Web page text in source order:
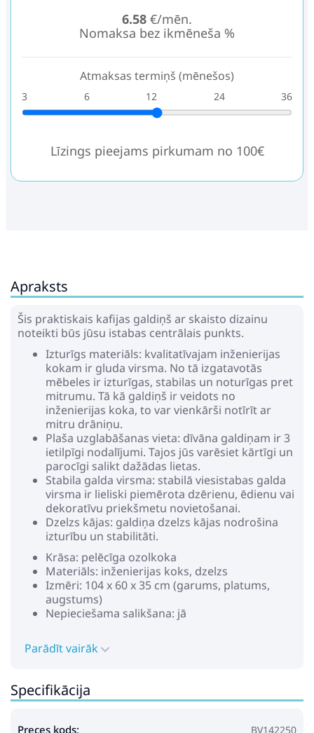
6.58 €/mēn.
Nomaksa bez ikmēneša %
Atmaksas termiņš (mēnešos)
3 6 12 24 36
Līzings pieejams pirkumam no 100€
Apraksts
Šis praktiskais kafijas galdiņš ar skaisto dizainu
noteikti būs jūsu istabas centrālais punkts.
Izturīgs materiāls: kvalitatīvajam inženierijas
kokam ir gluda virsma. No tā izgatavotās
mēbeles ir izturīgas, stabilas un noturīgas pret
mitrumu. Tā kā galdiņš ir veidots no
inženierijas koka, to var vienkārši notīrīt ar
mitru drāniņu.
Plaša uzglabāšanas vieta: dīvāna galdiņam ir 3
ietilpīgi nodalījumi. Tajos jūs varēsiet kārtīgi un
parocīgi salikt dažādas lietas.
Stabila galda virsma: stabilā viesistabas galda
virsma ir lieliski piemērota dzērienu, ēdienu vai
dekoratīvu priekšmetu novietošanai.
Dzelzs kājas: galdiņa dzelzs kājas nodrošina
izturību un stabilitāti.
Krāsa: pelēcīga ozolkoka
Materiāls: inženierijas koks, dzelzs
Izmēri: 104 x 60 x 35 cm (garums, platums,
augstums)
Nepieciešama salikšana: jā
Parādīt vairāk
Specifikācija
Preces kods: BV142250